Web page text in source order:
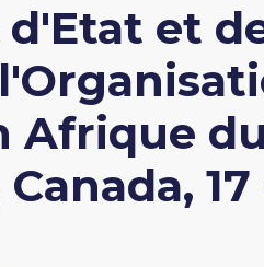
d'Etat et
Afrique